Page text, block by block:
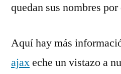
quedan sus nombres por
Aquí hay más
ajaxeche un vistazo a